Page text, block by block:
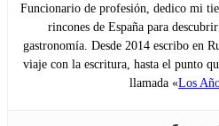
Funcionario de profesión, dedico mi
rincones de España para
gastronomía. Desde 2014 escribo en
viaje con la escritura, hasta el punto
llamada «Los